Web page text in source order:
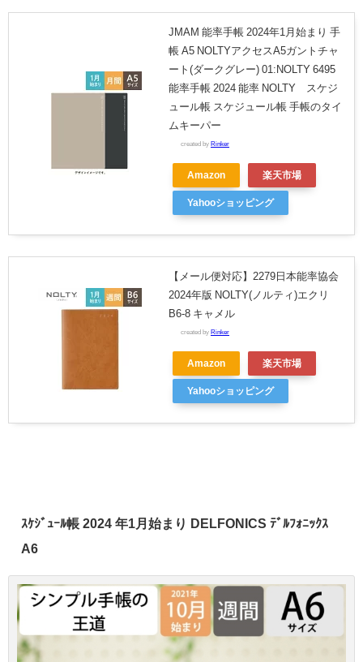
JMAM 能率手帳 2024年1月始まり 手
帳 A5 NOLTYアクセスA5ガントチャ
ート(ダークグレー) 01:NOLTY 6495
能率手帳 2024 能率 NOLTY スケジ
ュール帳 スケジュール帳 手帳のタイ
ムキーパー
created by Rinker
Amazon 楽天市場
Yahooショッピング
【メール便対応】2279日本能率協会
2024年版 NOLTY(ノルティ)エクリ
B6-8 キャメル
created by Rinker
Amazon 楽天市場
Yahooショッピング
ｽｹｼﾞｭｰﾙ帳 2024 年1月始まり DELFONICS ﾃﾞﾙﾌｫﾆｯｸｽ
A6